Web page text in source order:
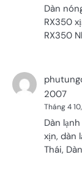
Dàn
RX350
RX350
2007
Tháng 4
Dàn
xịn, dàn
Thái,